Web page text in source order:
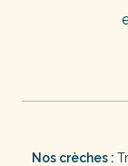
Nos crèches :